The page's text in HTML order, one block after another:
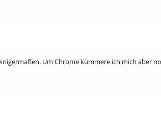
Um Chrome kümmere ich mich aber